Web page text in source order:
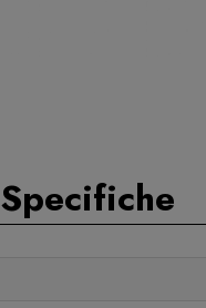
Specifiche